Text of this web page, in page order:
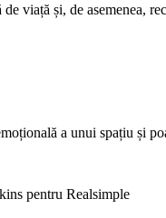
viață și, de asemenea,
a unui spațiu și
pentru Realsimple